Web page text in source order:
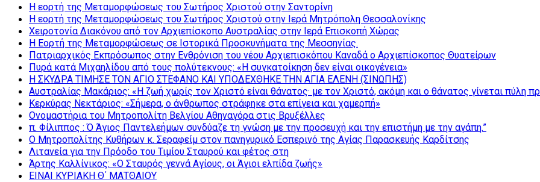
Η εορτή της Μεταμορφώσεως του Σωτήρος Χριστού στην Σαντορίνη
Η εορτή της Μεταμορφώσεως του Σωτήρος Χριστού στην Ιερά Μητρόπολη Θεσσαλονίκης
Χειροτονία Διακόνου από τον Αρχιεπίσκοπο Αυστραλίας στην Ιερά Επισκοπή Χώρας
Η Εορτή της Μεταμορφώσεως σε Ιστορικά Προσκυνήματα της Μεσσηνίας.
Πατριαρχικός Εκπρόσωπος στην Ενθρόνιση του νέου Αρχιεπισκόπου Καναδά ο Αρχιεπίσκοπος Θυατείρων
Πυρά κατά Μιχαηλίδου από τους πολύτεκνους: «Η συγκατοίκηση δεν είναι οικογένεια»
Η ΣΚΥΔΡΑ ΤΙΜΗΣΕ ΤΟΝ ΑΓΙΟ ΣΤΕΦΑΝΟ ΚΑΙ ΥΠΟΔΕΧΘΗΚΕ ΤΗΝ ΑΓΙΑ ΕΛΕΝΗ (ΣΙΝΩΠΗΣ)
Αυστραλίας Μακάριος: «Η ζωή χωρίς τον Χριστό είναι θάνατος· με τον Χριστό, ακόμη και ο θάνατος γίνεται πύλη
Κερκύρας Νεκτάριος: «Σήμερα, ο άνθρωπος στράφηκε στα επίγεια και χαμερπή»
Ονομαστήρια του Μητροπολίτη Βελγίου Αθηναγόρα στις Βρυξέλλες
π. Φίλιππος : Ό Άγιος Παντελεήμων συνδύαζε τη γνώση με την προσευχή και την επιστήμη με την αγάπη.”
Ο Μητροπολίτης Κυθήρων κ. Σεραφείμ στον πανηγυρικό Εσπερινό της Αγίας Παρασκευής Καρδίτσης
Λιτανεία για την Πρόοδο του Τιμίου Σταυρού και φέτος στη
Άρτης Καλλίνικος: «Ο Σταυρός γεννά Αγίους, οι Άγιοι ελπίδα ζωής»
ΕΙΝΑΙ ΚΥΡΙΑΚΗ Θ΄ ΜΑΤΘΑΙΟΥ